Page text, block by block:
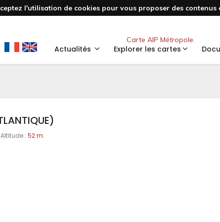
l'utilisation de cookies pour vous proposer des contenus
Carte AIP Métropole.
Actualités Explorer les cartes
: 52 m.